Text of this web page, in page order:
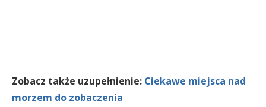
Zobacz także uzupełnienie: Ciekawe miejsca nad
morzem do zobaczenia